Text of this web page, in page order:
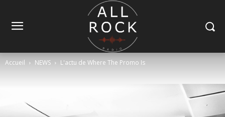
Accueil NEWS L'actu de Where The Promo Is